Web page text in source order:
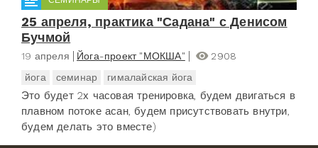
25 апреля, практика "Садана" с Денисом
Бучмой
19 апреля Йога-проект "МОКША"
2908
йога
семинар гималайская йога
Это будет 2х часовая тренировка, будем двигаться в
плавном потоке асан, будем присутствовать внутри,
будем делать это вместе)